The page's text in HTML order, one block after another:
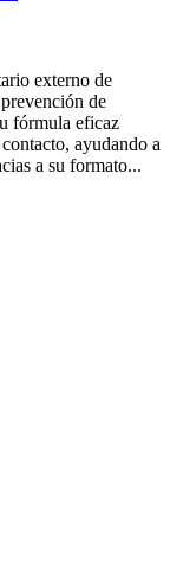
externo de
de
fórmula eficaz
ayudando a
a su formato...